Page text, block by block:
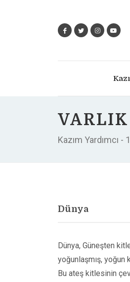
VARLIK
Kazım Yardımcı -
Dünya
Dünya, Güneşten
yoğunlaşmış, yoğun
Bu ateş kitlesinin